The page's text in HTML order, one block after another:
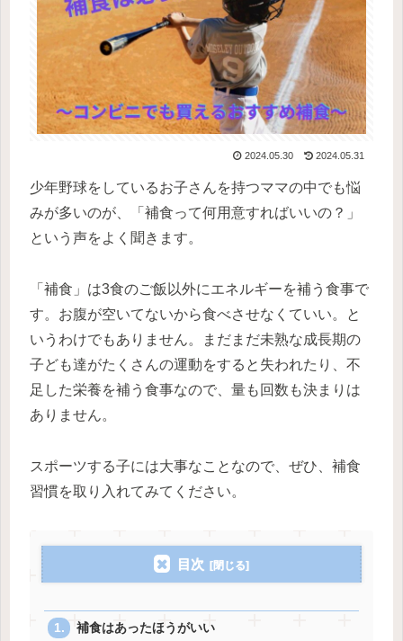
2024.05.30 2024.05.31
少年野球をしているお子さんを持つママの中でも悩
みが多いのが、「補食って何用意すればいいの？」
という声をよく聞きます。
「補食」は3食のご飯以外にエネルギーを補う食事で
す。お腹が空いてないから食べさせなくていい。と
いうわけでもありません。まだまだ未熟な成長期の
子ども達がたくさんの運動をすると失われたり、不
足した栄養を補う食事なので、量も回数も決まりは
ありません。
スポーツする子には大事なことなので、ぜひ、補食
習慣を取り入れてみてください。
目次
補食はあったほうがいい